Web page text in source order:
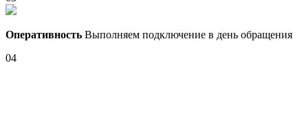
Оперативность Выполняем подключение в день обращения
04